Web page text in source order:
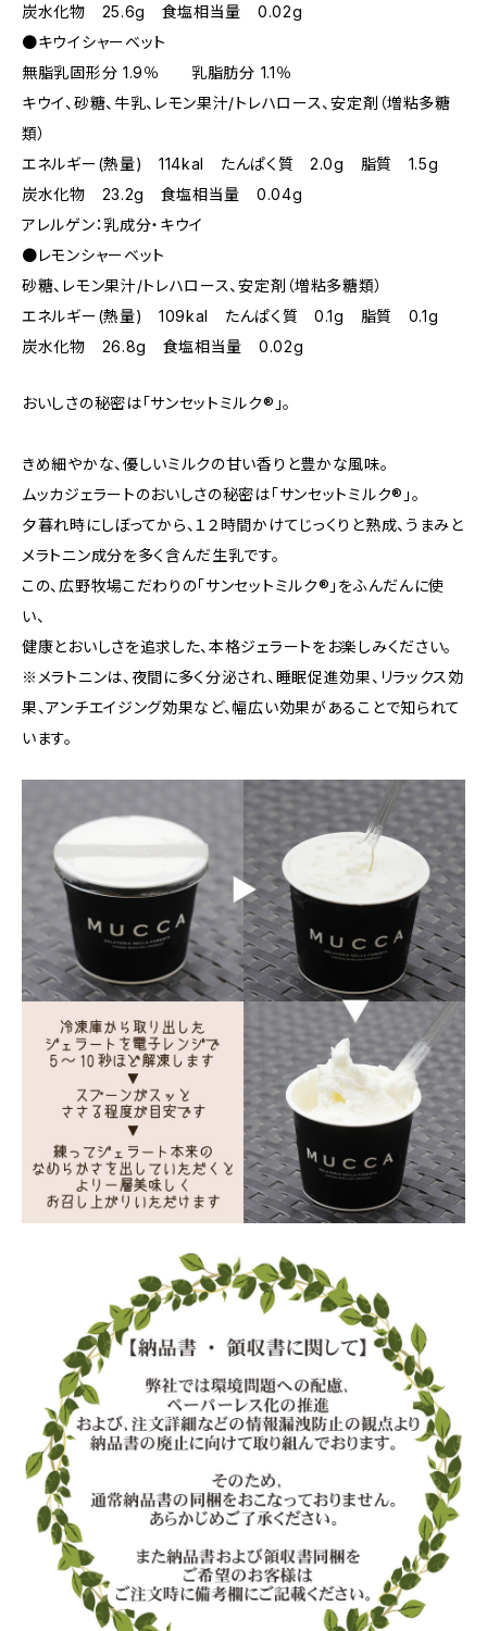
炭水化物 25.6g 食塩相当量 0.02g
●キウイシャーベット
無脂乳固形分 1.9％ 乳脂肪分 1.1％
キウイ、砂糖、牛乳、レモン果汁/トレハロース、安定剤（増粘多糖
類）
エネルギー(熱量) 114kal たんぱく質 2.0g 脂質 1.5g
炭水化物 23.2g 食塩相当量 0.04g
アレルゲン：乳成分・キウイ
●レモンシャーベット
砂糖、レモン果汁/トレハロース、安定剤（増粘多糖類）
エネルギー(熱量) 109kal たんぱく質 0.1g 脂質 0.1g
炭水化物 26.8g 食塩相当量 0.02g
おいしさの秘密は「サンセットミルク®」。
きめ細やかな、優しいミルクの甘い香りと豊かな風味。
ムッカジェラートのおいしさの秘密は「サンセットミルク®」。
夕暮れ時にしぼってから、１２時間かけてじっくりと熟成、うまみと
メラトニン成分を多く含んだ生乳です。
この、広野牧場こだわりの「サンセットミルク®」をふんだんに使
い、
健康とおいしさを追求した、本格ジェラートをお楽しみください。
※メラトニンは、夜間に多く分泌され、睡眠促進効果、リラックス効
果、アンチエイジング効果など、幅広い効果があることで知られて
います。